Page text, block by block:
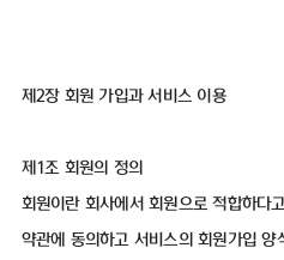
제2장 회원 가입과 서비스 이용
제1조 회원의 정의
회원이란 회사에서 회원으로 적합하다
약관에 동의하고 서비스의 회원가입